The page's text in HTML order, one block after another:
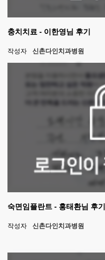
충치치료 - 이한영님 후기
작성자 신촌다인치과병원
숙면임플란트 - 홍태환님 후기
작성자 신촌다인치과병원